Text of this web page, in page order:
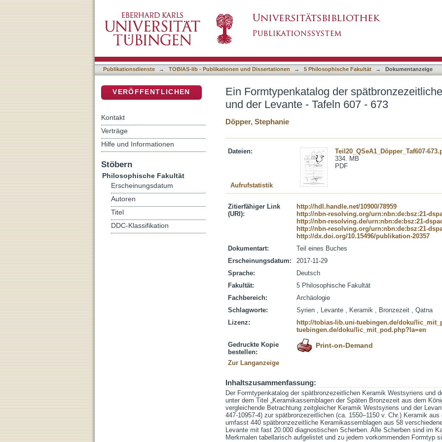
- 673
Publikationsdienste → TOBIAS-lib - Publikationen und Dissertationen → 5 Philosophische Fakultät → Dokumentanzeige
Ein Formtypenkatalog der
und der Levante - Tafeln 607 - 673
Döpper, Stephanie
Dateien:
Teil20_QSeA1_Döpper_Taf607-
334. MB
PDF
Aufrufstatistik
Zitierfähiger Link
(URI):
http://hdl.handle.net/10900/78959
http://nbn-resolving.org/urn:nbn:de:bsz:21-
http://nbn-resolving.de/urn:nbn:de:bsz:21-
http://nbn-resolving.org/urn:nbn:de:bsz:21-
http://dx.doi.org/10.15496/publikation-20357
Dokumentart:
Teil eines Buches
Erscheinungsdatum:
2017-11-29
Sprache:
Deutsch
Fakultät:
5 Philosophische Fakultät
Fachbereich:
Archäologie
Schlagworte:
Syrien , Levante , Keramik , Bronzezeit , Qatna
Lizenz:
http://tobias-lib.uni-tuebingen.de/doku/
tuebingen.de/doku/lic_mit_pod.php?la=en
Gedruckte Kopie
bestellen:
Print-on-Demand
Zur Langanzeige
Inhaltszusammenfassung:
Der Formtypenkatalog der spätbronzezeitlichen Keramik Westsyriens und
unter dem Titel „Keramikassemblagen der Späten Bronzezeit aus dem
vergleichende Betrachtung zeitgleicher Keramik Westsyriens und der
447-10957-4) zur spätbronzezeitlichen (ca. 1550–1150 v. Chr.) Keramik
umfasst 440 spätbronzezeitliche Keramikassemblagen aus 58
Levante mit fast 20.000 diagnostischen Scherben. Alle Scherben sind im
Merkmalen tabellarisch aufgelistet und zu jedem vorkommenden Formtyp
VERÖFFENTLICHEN
Kontakt
Verträge
Hilfe und Informationen
Stöbern
Philosophische Fakultät
Erscheinungsdatum
Autoren
Titel
DDC-Klassifikation